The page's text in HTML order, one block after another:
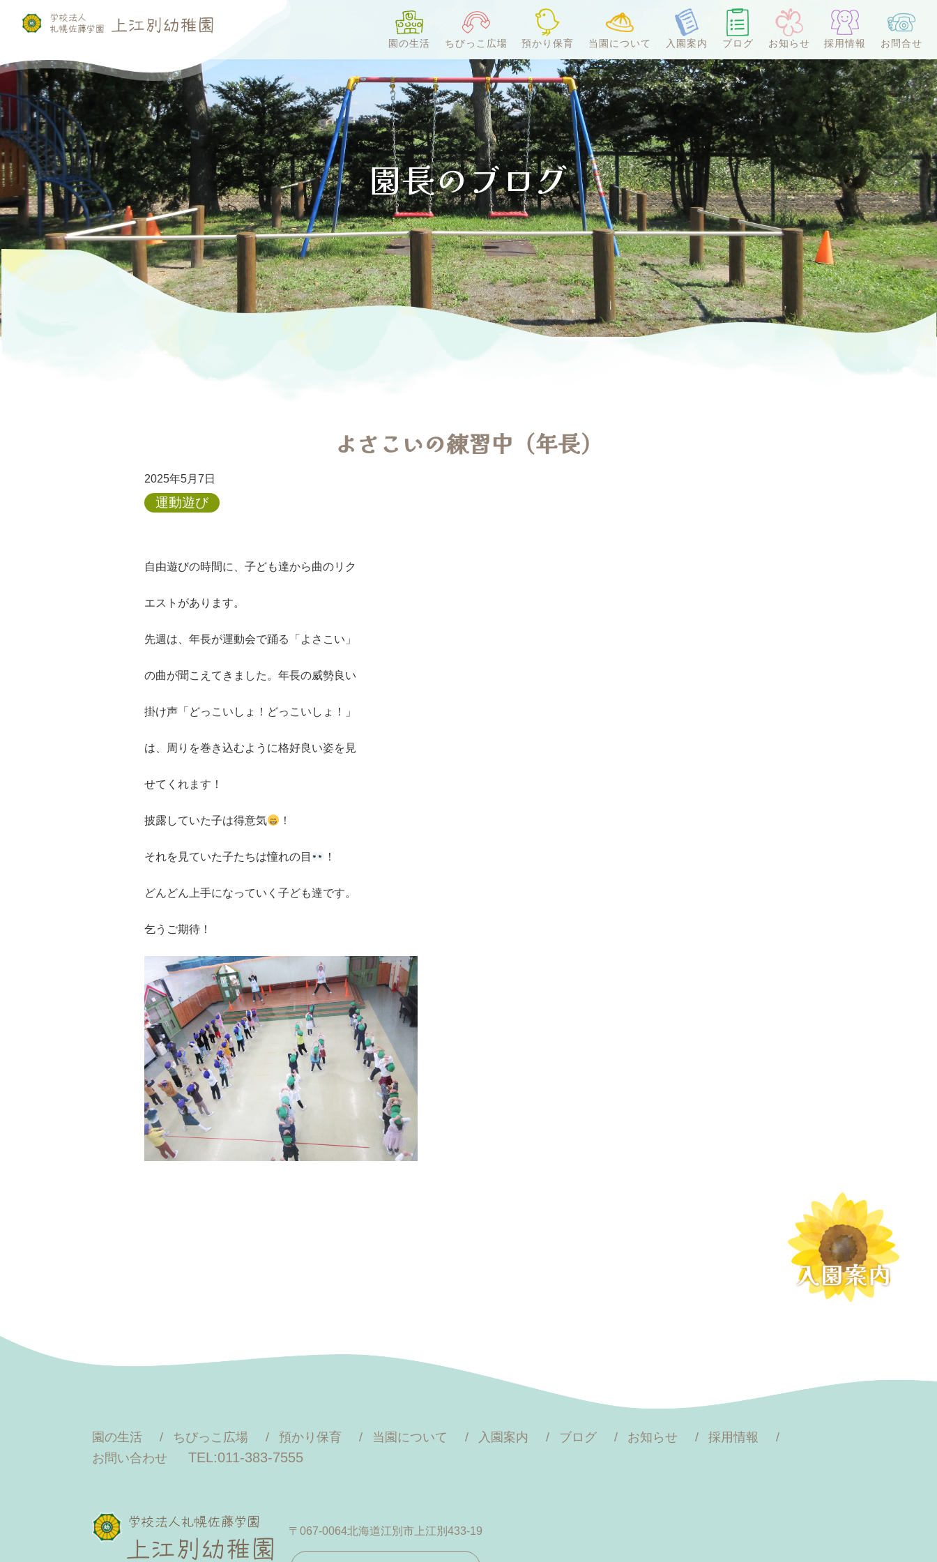
園の生活 ちびっこ広場 預かり保育 当園について 入園案内 ブログ お知らせ 採用情報 お問合せ
よさこいの練習中（年長）
2025年5月7日
運動遊び
自由遊びの時間に、子ども達から曲のリク
エストがあります。
先週は、年長が運動会で踊る「よさこい」
の曲が聞こえてきました。年長の威勢良い
掛け声「どっこいしょ！どっこいしょ！」
は、周りを巻き込むように格好良い姿を見
せてくれます！
披露していた子は得意気 ！
それを見ていた子たちは憧れの目 ！
どんどん上手になっていく子ども達です。
乞うご期待！
園の生活 ちびっこ広場 預かり保育 当園について 入園案内 ブログ お知らせ
採用情報
お問い合わせ
TEL:011-383-7555
〒067-0064北海道江別市上江別433-19